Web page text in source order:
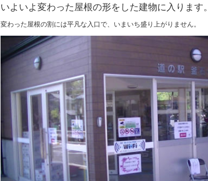
いよいよ変わった屋根の形をした建物に入ります。
変わった屋根の割には平凡な入口で、いまいち盛り上がりません。